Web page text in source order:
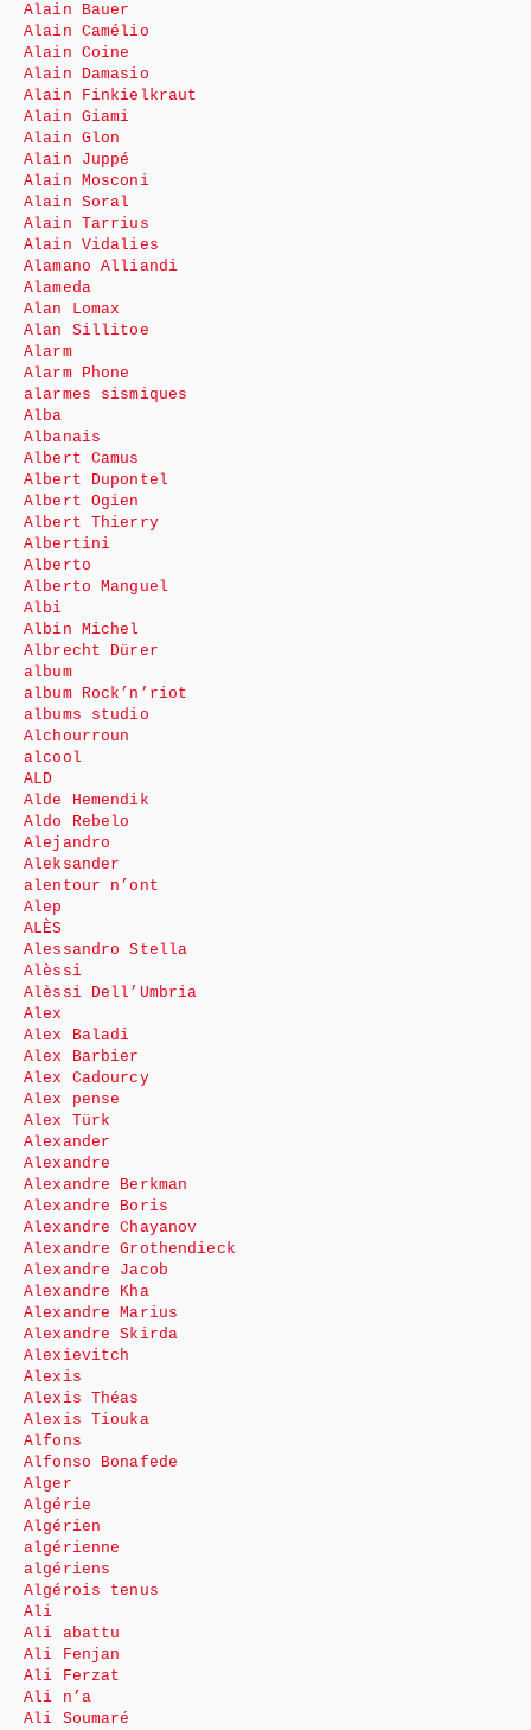
Alain Bauer
Alain Camélio
Alain Coine
Alain Damasio
Alain Finkielkraut
Alain Giami
Alain Glon
Alain Juppé
Alain Mosconi
Alain Soral
Alain Tarrius
Alain Vidalies
Alamano Alliandi
Alameda
Alan Lomax
Alan Sillitoe
Alarm
Alarm Phone
alarmes sismiques
Alba
Albanais
Albert Camus
Albert Dupontel
Albert Ogien
Albert Thierry
Albertini
Alberto
Alberto Manguel
Albi
Albin Michel
Albrecht Dürer
album
album Rock’n’riot
albums studio
Alchourroun
alcool
ALD
Alde Hemendik
Aldo Rebelo
Alejandro
Aleksander
alentour n’ont
Alep
ALÈS
Alessandro Stella
Alèssi
Alèssi Dell’Umbria
Alex
Alex Baladi
Alex Barbier
Alex Cadourcy
Alex pense
Alex Türk
Alexander
Alexandre
Alexandre Berkman
Alexandre Boris
Alexandre Chayanov
Alexandre Grothendieck
Alexandre Jacob
Alexandre Kha
Alexandre Marius
Alexandre Skirda
Alexievitch
Alexis
Alexis Théas
Alexis Tiouka
Alfons
Alfonso Bonafede
Alger
Algérie
Algérien
algérienne
algériens
Algérois tenus
Ali
Ali abattu
Ali Fenjan
Ali Ferzat
Ali n’a
Ali Soumaré